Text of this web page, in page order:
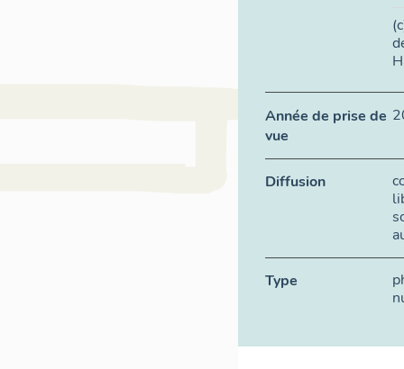
Année de prise de
vue
Diffusion
Type